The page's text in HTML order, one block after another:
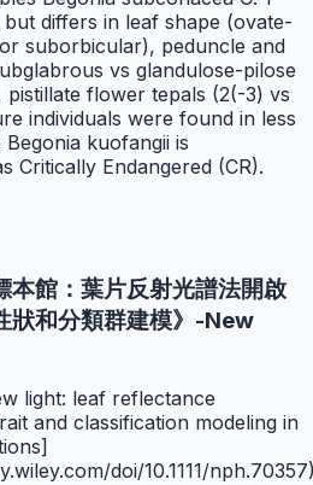
but differs in leaf shape (ovate-
suborbicular), peduncle and
vs glandulose-pilose
flower tepals (2(-3) vs
individuals were found in less
kuofangii is
Critically Endangered (CR).
本館：葉片反射光譜法開啟
狀和分類群建模》-New
light: leaf reflectance
and classification modeling in
doi/10.1111/